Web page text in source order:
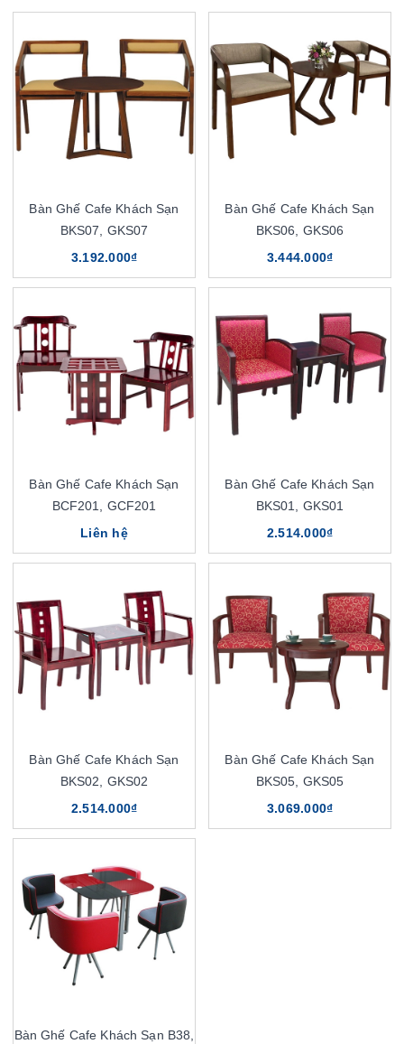
Bàn Ghế Cafe Khách Sạn
BKS07, GKS07
3.192.000₫
Bàn Ghế Cafe Khách Sạn
BKS06, GKS06
3.444.000₫
Bàn Ghế Cafe Khách Sạn
BCF201, GCF201
Liên hệ
Bàn Ghế Cafe Khách Sạn
BKS01, GKS01
2.514.000₫
Bàn Ghế Cafe Khách Sạn
BKS02, GKS02
2.514.000₫
Bàn Ghế Cafe Khách Sạn
BKS05, GKS05
3.069.000₫
Bàn Ghế Cafe Khách Sạn B38,